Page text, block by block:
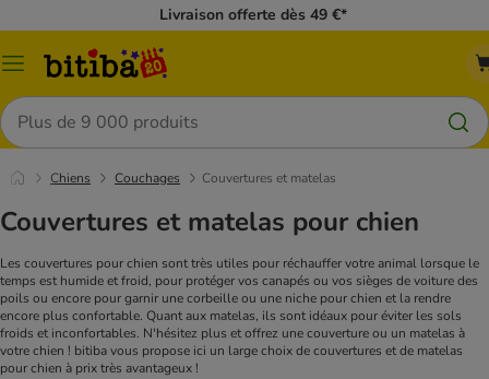
Livraison offerte dès 49 €*
Menu
Rechercher
Chiens Couchages Couvertures et matelas
Couvertures et matelas pour chien
Les couvertures pour chien sont très utiles pour réchauffer votre animal lorsque le
temps est humide et froid, pour protéger vos canapés ou vos sièges de voiture des
poils ou encore pour garnir une corbeille ou une niche pour chien et la rendre
encore plus confortable. Quant aux matelas, ils sont idéaux pour éviter les sols
froids et inconfortables. N'hésitez plus et offrez une couverture ou un matelas à
votre chien ! bitiba vous propose ici un large choix de couvertures et de matelas
pour chien à prix très avantageux !